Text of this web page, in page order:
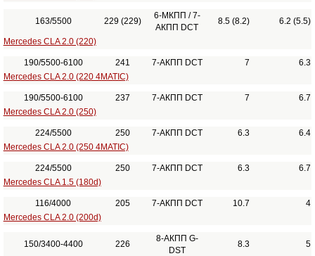
163/5500 229 (229)
6-МКПП / 7-
АКПП DCT
8.5 (8.2) 6.2 (5.5)
Mercedes CLA 2.0 (220)
190/5500-6100 241 7-АКПП DCT 7
6.3
Mercedes CLA 2.0 (220 4MATIC)
190/5500-6100 237 7-АКПП DCT 7
6.7
Mercedes CLA 2.0 (250)
224/5500 250 7-АКПП DCT 6.3
6.4
Mercedes CLA 2.0 (250 4MATIC)
224/5500 250 7-АКПП DCT 6.3
6.7
Mercedes CLA 1.5 (180d)
116/4000 205 7-АКПП DCT 10.7
4
Mercedes CLA 2.0 (200d)
150/3400-4400 226
8-АКПП G-
DST
8.3 5